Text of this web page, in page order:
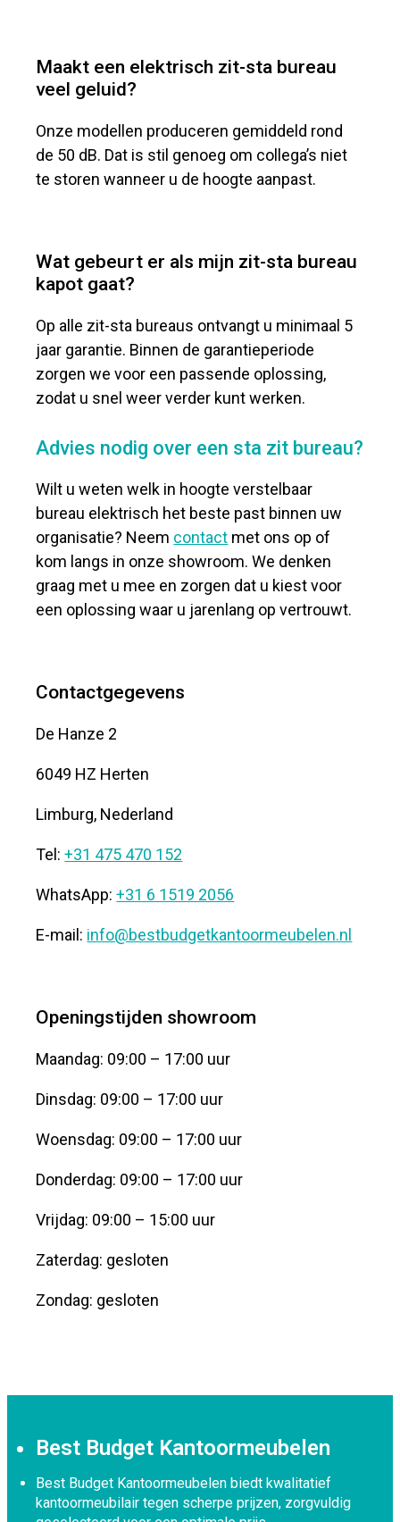
Maakt een elektrisch zit-sta bureau
veel geluid?
Onze modellen produceren gemiddeld rond
de 50 dB. Dat is stil genoeg om collega’s niet
te storen wanneer u de hoogte aanpast.
Wat gebeurt er als mijn zit-sta bureau
kapot gaat?
Op alle zit-sta bureaus ontvangt u minimaal 5
jaar garantie. Binnen de garantieperiode
zorgen we voor een passende oplossing,
zodat u snel weer verder kunt werken.
Advies nodig over een sta zit bureau?
Wilt u weten welk in hoogte verstelbaar
bureau elektrisch het beste past binnen uw
organisatie? Neem contact met ons op of
kom langs in onze showroom. We denken
graag met u mee en zorgen dat u kiest voor
een oplossing waar u jarenlang op vertrouwt.
Contactgegevens
De Hanze 2
6049 HZ Herten
Limburg, Nederland
Tel:+31 475 470 152
WhatsApp:+31 6 1519 2056
E-mail: info@bestbudgetkantoormeubelen.nl
Openingstijden showroom
Maandag: 09:00 – 17:00 uur
Dinsdag: 09:00 – 17:00 uur
Woensdag: 09:00 – 17:00 uur
Donderdag: 09:00 – 17:00 uur
Vrijdag: 09:00 – 15:00 uur
Zaterdag: gesloten
Zondag: gesloten
Best Budget Kantoormeubelen
Best Budget Kantoormeubelen biedt kwalitatief
kantoormeubilair tegen scherpe prijzen, zorgvuldig